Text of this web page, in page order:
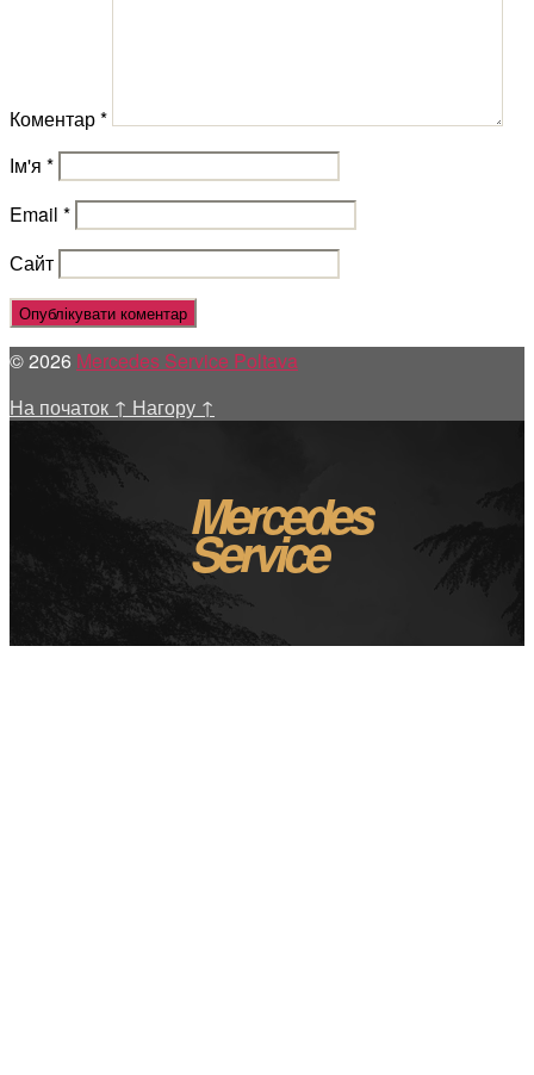
Коментар*
Ім'я *
Email *
Сайт
© 2026 Mercedes Service Poltava
На початок ↑ Нагору ↑
Mercedes
Service